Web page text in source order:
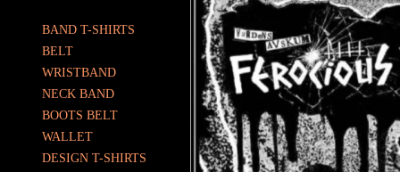
BAND T-SHIRTS
BELT
WRISTBAND
NECK BAND
BOOTS BELT
WALLET
DESIGN T-SHIRTS